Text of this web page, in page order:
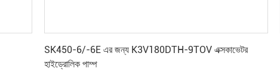
SK450-6/-6E এর জন্য K3V180DTH-9TOV এক্সকাভেটর
হাইড্রোলিক পাম্প